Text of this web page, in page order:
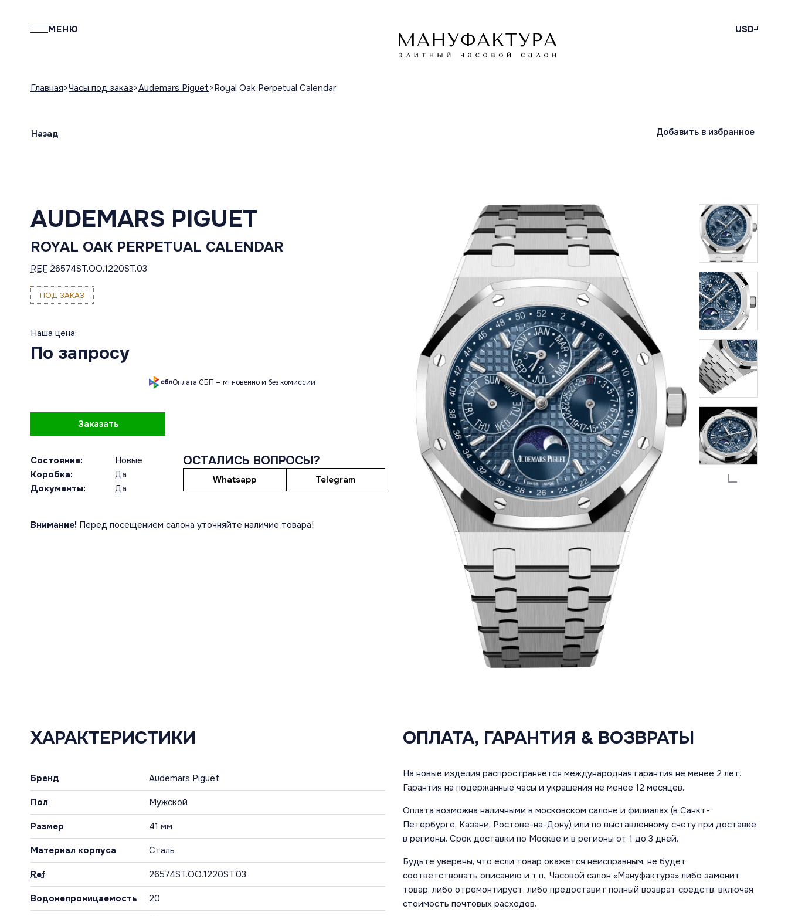
МЕНЮ USD
Главная Часы под заказ Audemars Piguet Royal Oak Perpetual Calendar
Назад Добавить в избранное
AUDEMARS PIGUET
ROYAL OAK PERPETUAL CALENDAR
REF 26574ST.OO.1220ST.03
ПОД ЗАКАЗ
Наша цена:
По запросу
Оплата СБП — мгновенно и без комиссии
Заказать
Состояние:
Новые
Коробка:
Да
Документы:
Да
ОСТАЛИСЬ ВОПРОСЫ?
Whatsapp Telegram
Внимание! Перед посещением салона уточняйте наличие товара!
ХАРАКТЕРИСТИКИ
Бренд Audemars Piguet
Пол Мужской
Размер 41 мм
Материал корпуса Сталь
Ref 26574ST.OO.1220ST.03
Водонепроницаемость 20
ОПЛАТА, ГАРАНТИЯ & ВОЗВРАТЫ
На новые изделия распространяется международная гарантия не менее 2 лет.
Гарантия на подержанные часы и украшения не менее 12 месяцев.
Оплата возможна наличными в московском салоне и филиалах (в Санкт-
Петербурге, Казани, Ростове-на-Дону) или по выставленному счету при доставке
в регионы. Срок доставки по Москве и в регионы от 1 до 3 дней.
Будьте уверены, что если товар окажется неисправным, не будет
соответствовать описанию и т.п., Часовой салон «Мануфактура» либо заменит
товар, либо отремонтирует, либо предоставит полный возврат средств, включая
стоимость почтовых расходов.